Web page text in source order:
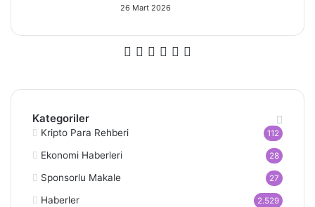
26 Mart 2026
Facebook
X Pinterest
YouTube
Instagram
Kategoriler
Kripto Para Rehberi 112
Ekonomi Haberleri 28
Sponsorlu Makale 27
Haberler 2.529